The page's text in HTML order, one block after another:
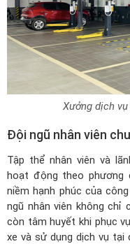
Xưởng dịch
Đội ngũ nhân viên
Tập thể nhân viên và
hoạt động theo phương
niềm hạnh phúc của
ngũ nhân viên không chỉ
còn tâm huyết khi phục
xe và sử dụng dịch vụ